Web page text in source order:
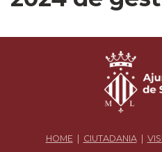
HOME CIUTADANIA|